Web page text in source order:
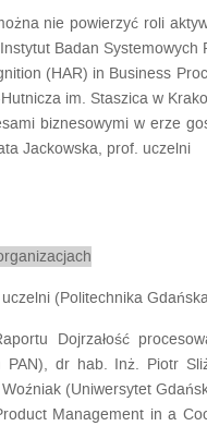
nie powierzyć roli
Badan Systemowych
(HAR) in Business
im. Staszica w
biznesowymi w erze
Jackowska, prof. uczelni
(Politechnika
Dojrzałość
PAN), dr hab. Inż. Piotr
(Uniwersytet
Management in a